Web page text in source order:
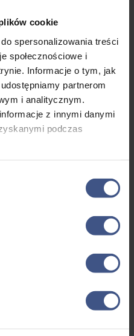
cookie
spersonalizowania treści
społecznościowe i
Informacje o tym, jak
partnerom
i analitycznym.
z innymi danymi
podczas